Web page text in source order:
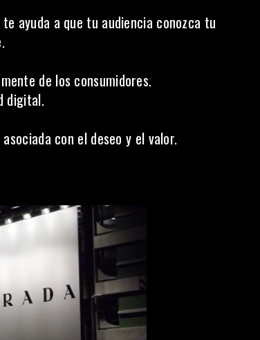
ayuda a que tu audiencia conozca tu
de los consumidores.
digital.
con el deseo y el valor.